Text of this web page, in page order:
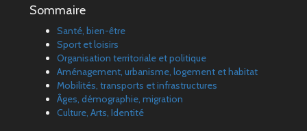
Sommaire
Santé, bien-être
Sport et loisirs
Organisation territoriale et politique
Aménagement, urbanisme, logement et habitat
Mobilités, transports et infrastructures
Âges, démographie, migration
Culture, Arts, Identité